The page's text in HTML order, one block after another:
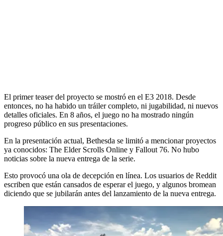
El primer teaser del proyecto se mostró en el E3 2018. Desde
entonces, no ha habido un tráiler completo, ni jugabilidad, ni nuevos
detalles oficiales. En 8 años, el juego no ha mostrado ningún
progreso público en sus presentaciones.
En la presentación actual, Bethesda se limitó a mencionar proyectos
ya conocidos: The Elder Scrolls Online y Fallout 76. No hubo
noticias sobre la nueva entrega de la serie.
Esto provocó una ola de decepción en línea. Los usuarios de Reddit
escriben que están cansados de esperar el juego, y algunos bromean
diciendo que se jubilarán antes del lanzamiento de la nueva entrega.